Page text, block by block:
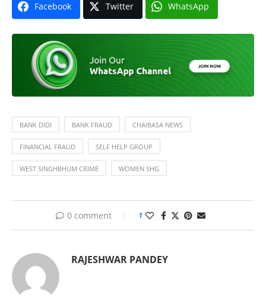
Facebook Twitter WhatsApp
BANK DIDI BANK FRAUD CHAIBASA NEWS
FINANCIAL FRAUD SELF HELP GROUP
WEST SINGHBHUM CRIME WOMEN SHG
0 comment 1
RAJESHWAR PANDEY